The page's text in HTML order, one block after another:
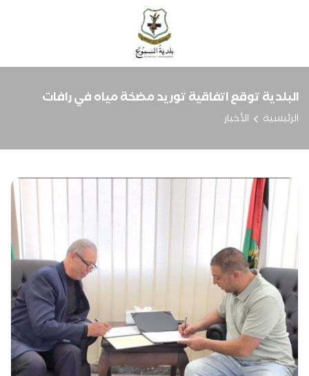
البلدية توقع اتفاقية توريد مضخة مياه في رافات
الرئيسية الأخبار